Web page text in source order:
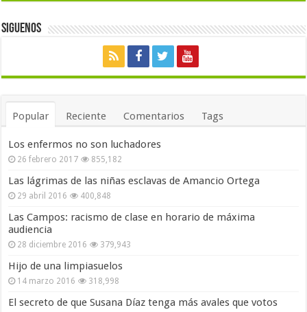
Siguenos
Popular Reciente Comentarios Tags
Los enfermos no son luchadores
26 febrero 2017 855,182
Las lágrimas de las niñas esclavas de Amancio Ortega
29 abril 2016 400,848
Las Campos: racismo de clase en horario de máxima
audiencia
28 diciembre 2016 379,943
Hijo de una limpiasuelos
14 marzo 2016 318,998
El secreto de que Susana Díaz tenga más avales que votos